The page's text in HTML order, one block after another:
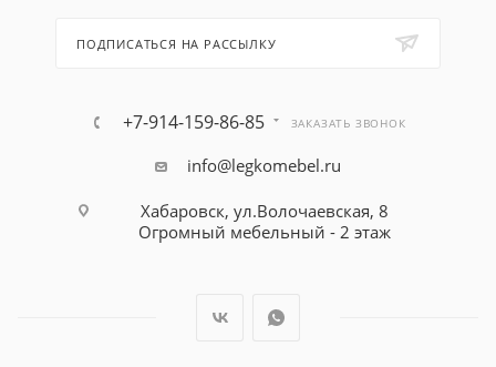
ПОДПИСАТЬСЯ НА РАССЫЛКУ
+7-914-159-86-85 ЗАКАЗАТЬ ЗВОНОК
info@legkomebel.ru
Хабаровск, ул.Волочаевская, 8
Огромный мебельный - 2 этаж